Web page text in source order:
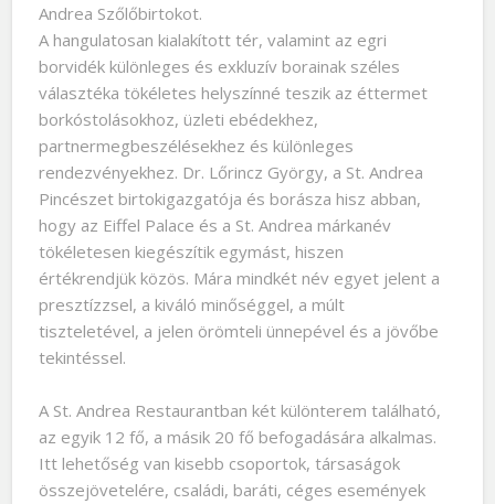
Andrea Szőlőbirtokot.
A hangulatosan kialakított tér, valamint az egri
borvidék különleges és exkluzív borainak széles
választéka tökéletes helyszínné teszik az éttermet
borkóstolásokhoz, üzleti ebédekhez,
partnermegbeszélésekhez és különleges
rendezvényekhez. Dr. Lőrincz György, a St. Andrea
Pincészet birtokigazgatója és borásza hisz abban,
hogy az Eiffel Palace és a St. Andrea márkanév
tökéletesen kiegészítik egymást, hiszen
értékrendjük közös. Mára mindkét név egyet jelent a
presztízzsel, a kiváló minőséggel, a múlt
tiszteletével, a jelen örömteli ünnepével és a jövőbe
tekintéssel.
A St. Andrea Restaurantban két különterem található,
az egyik 12 fő, a másik 20 fő befogadására alkalmas.
Itt lehetőség van kisebb csoportok, társaságok
összejövetelére, családi, baráti, céges események